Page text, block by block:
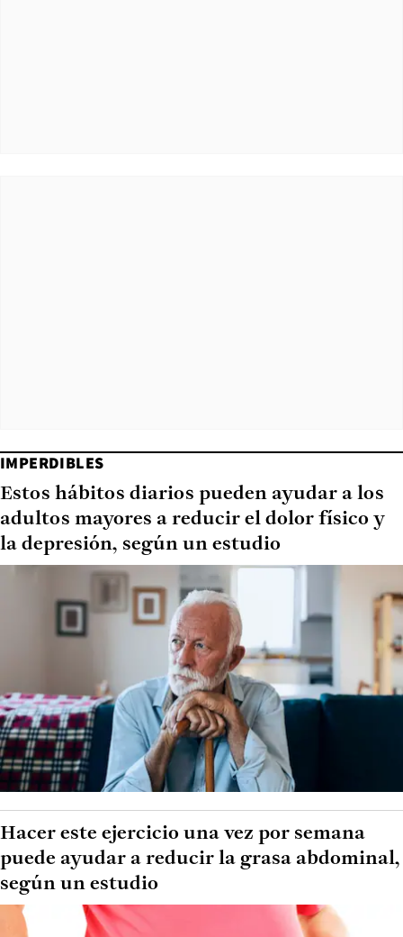
IMPERDIBLES
Estos hábitos diarios pueden ayudar a los
adultos mayores a reducir el dolor físico y
la depresión, según un estudio
Hacer este ejercicio una vez por semana
puede ayudar a reducir la grasa abdominal,
según un estudio